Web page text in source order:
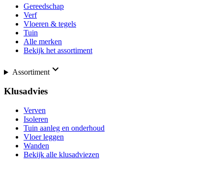
Gereedschap
Verf
Vloeren & tegels
Tuin
Alle merken
Bekijk het assortiment
Assortiment
Klusadvies
Verven
Isoleren
Tuin aanleg en onderhoud
Vloer leggen
Wanden
Bekijk alle klusadviezen